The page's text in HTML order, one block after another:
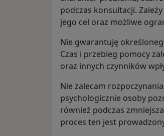
podczas konsultacji.
jego cel oraz możliwe
Nie gwarantuję
Czas i przebieg pomocy
oraz innych czynników
Nie zalecam
psychologicznie osoby
również podczas
proces ten jest